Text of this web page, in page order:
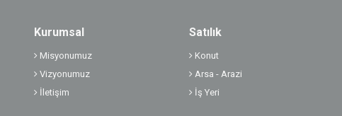
Kurumsal
Misyonumuz
Vizyonumuz
İletişim
Satılık
Konut
Arsa - Arazi
İş Yeri